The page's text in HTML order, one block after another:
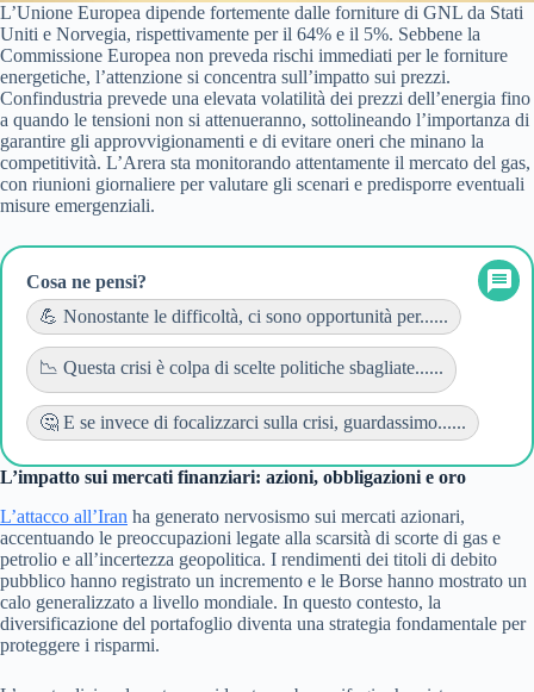
L’Unione Europea dipende fortemente dalle forniture di GNL da Stati
Uniti e Norvegia, rispettivamente per il 64% e il 5%. Sebbene la
Commissione Europea non preveda rischi immediati per le forniture
energetiche, l’attenzione si concentra sull’impatto sui prezzi.
Confindustria prevede una elevata volatilità dei prezzi dell’energia fino
a quando le tensioni non si attenueranno, sottolineando l’importanza di
garantire gli approvvigionamenti e di evitare oneri che minano la
competitività. L’Arera sta monitorando attentamente il mercato del gas,
con riunioni giornaliere per valutare gli scenari e predisporre eventuali
misure emergenziali.
Cosa ne pensi?
💪 Nonostante le difficoltà, ci sono opportunità per......
📉 Questa crisi è colpa di scelte politiche sbagliate......
🤔 E se invece di focalizzarci sulla crisi, guardassimo......
L’impatto sui mercati finanziari: azioni, obbligazioni e oro
L’attacco all’Iran ha generato nervosismo sui mercati azionari,
accentuando le preoccupazioni legate alla scarsità di scorte di gas e
petrolio e all’incertezza geopolitica. I rendimenti dei titoli di debito
pubblico hanno registrato un incremento e le Borse hanno mostrato un
calo generalizzato a livello mondiale. In questo contesto, la
diversificazione del portafoglio diventa una strategia fondamentale per
proteggere i risparmi.